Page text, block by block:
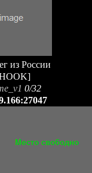
из России
0/32